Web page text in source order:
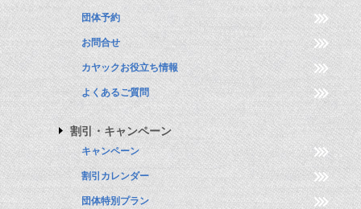
団体予約
お問合せ
カヤックお役立ち情報
よくあるご質問
割引・キャンペーン
キャンペーン
割引カレンダー
団体特別プラン